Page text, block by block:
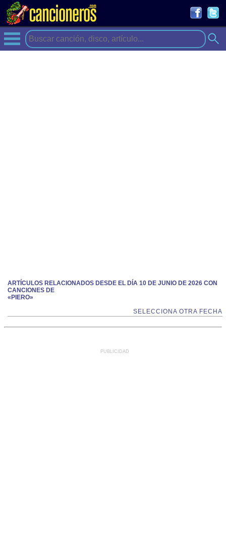
ARTÍCULOS RELACIONADOS DESDE EL DÍA 10 DE JUNIO DE 2026 CON
CANCIONES DE
«PIERO»
SELECCIONA OTRA FECHA
PUBLICIDAD